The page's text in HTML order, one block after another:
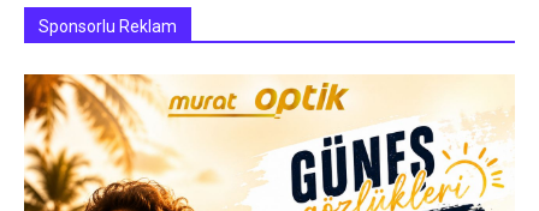
Sponsorlu Reklam